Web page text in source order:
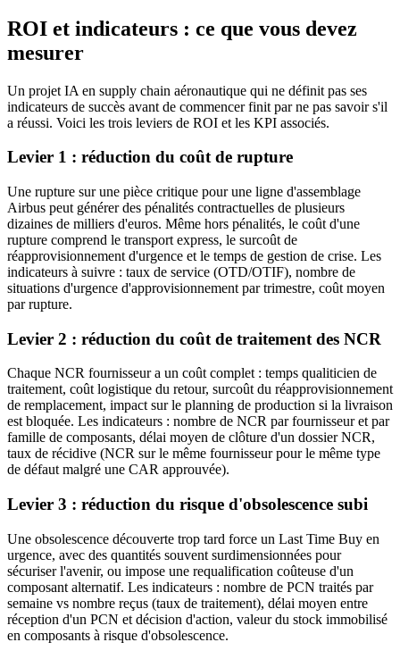
ROI et indicateurs : ce que vous devez
mesurer
Un projet IA en supply chain aéronautique qui ne définit pas ses
indicateurs de succès avant de commencer finit par ne pas savoir s'il
a réussi. Voici les trois leviers de ROI et les KPI associés.
Levier 1 : réduction du coût de rupture
Une rupture sur une pièce critique pour une ligne d'assemblage
Airbus peut générer des pénalités contractuelles de plusieurs
dizaines de milliers d'euros. Même hors pénalités, le coût d'une
rupture comprend le transport express, le surcoût de
réapprovisionnement d'urgence et le temps de gestion de crise. Les
indicateurs à suivre : taux de service (OTD/OTIF), nombre de
situations d'urgence d'approvisionnement par trimestre, coût moyen
par rupture.
Levier 2 : réduction du coût de traitement des NCR
Chaque NCR fournisseur a un coût complet : temps qualiticien de
traitement, coût logistique du retour, surcoût du réapprovisionnement
de remplacement, impact sur le planning de production si la livraison
est bloquée. Les indicateurs : nombre de NCR par fournisseur et par
famille de composants, délai moyen de clôture d'un dossier NCR,
taux de récidive (NCR sur le même fournisseur pour le même type
de défaut malgré une CAR approuvée).
Levier 3 : réduction du risque d'obsolescence subi
Une obsolescence découverte trop tard force un Last Time Buy en
urgence, avec des quantités souvent surdimensionnées pour
sécuriser l'avenir, ou impose une requalification coûteuse d'un
composant alternatif. Les indicateurs : nombre de PCN traités par
semaine vs nombre reçus (taux de traitement), délai moyen entre
réception d'un PCN et décision d'action, valeur du stock immobilisé
en composants à risque d'obsolescence.